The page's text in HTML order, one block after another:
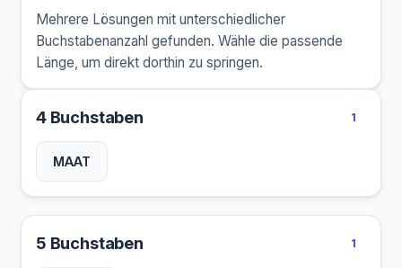
Mehrere Lösungen mit unterschiedlicher
Buchstabenanzahl gefunden. Wähle die passende
Länge, um direkt dorthin zu springen.
4 Buchstaben 1
MAAT
5 Buchstaben 1